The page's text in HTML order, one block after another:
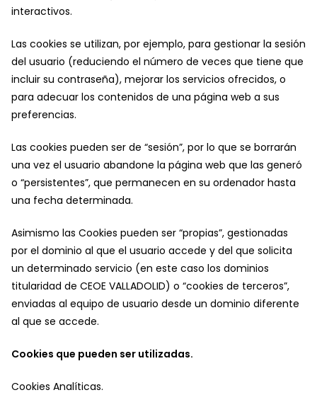
interactivos.
Las cookies se utilizan, por ejemplo, para gestionar la sesión
del usuario (reduciendo el número de veces que tiene que
incluir su contraseña), mejorar los servicios ofrecidos, o
para adecuar los contenidos de una página web a sus
preferencias.
Las cookies pueden ser de “sesión”, por lo que se borrarán
una vez el usuario abandone la página web que las generó
o “persistentes”, que permanecen en su ordenador hasta
una fecha determinada.
Asimismo las Cookies pueden ser “propias”, gestionadas
por el dominio al que el usuario accede y del que solicita
un determinado servicio (en este caso los dominios
titularidad de CEOE VALLADOLID) o “cookies de terceros”,
enviadas al equipo de usuario desde un dominio diferente
al que se accede.
Cookies que pueden ser utilizadas.
Cookies Analíticas.